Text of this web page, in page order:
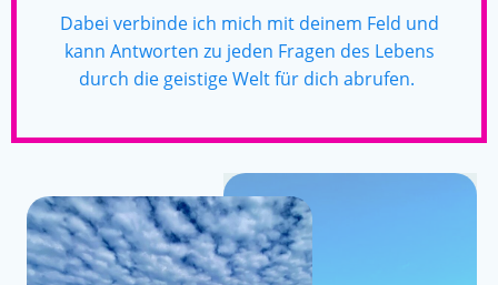
Dabei verbinde ich mich mit deinem Feld und
kann Antworten zu jeden Fragen des Lebens
durch die geistige Welt für dich abrufen.